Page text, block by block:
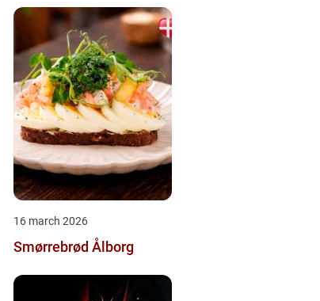
16 march 2026
Smørrebrød Ålborg